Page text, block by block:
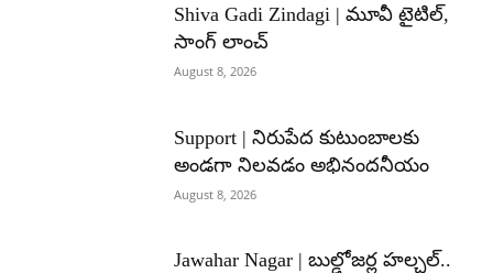
Shiva Gadi Zindagi | మూవీ టైటిల్,
సాంగ్ లాంచ్
August 8, 2026
Support | నిరుపేద కుటుంబాలకు
అండగా నిలవడం అభినందనీయం
August 8, 2026
Jawahar Nagar | బుల్డోజర్ల హల్చల్..